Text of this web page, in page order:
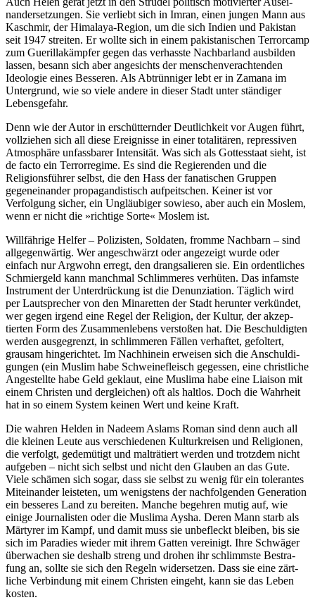
nander­setzun­gen. Sie verliebt sich in Imran, einen jungen Mann aus
Kaschmir, der Himalaya-Region, um die sich Indien und Pakistan
seit 1947 streiten. Er wollte sich in einem pakis­tani­schen Terror­camp
zum Guerilla­kämpfer gegen das verhasste Nachbar­land ausbilden
lassen, besann sich aber angesichts der menschen­verachten­den
Ideologie eines Besseren. Als Abtrün­niger lebt er in Zamana im
Unter­grund, wie so viele andere in dieser Stadt unter ständiger
Lebens­gefahr.
Denn wie der Autor in erschütternder Deutlichkeit vor Augen führt,
vollziehen sich all diese Ereig­nisse in einer totali­tären, repres­siven
Atmos­phäre unfass­barer Intensität. Was sich als Gottes­staat sieht, ist
de facto ein Terror­regime. Es sind die Regie­renden und die
Religions­führer selbst, die den Hass der fanati­schen Gruppen
gegenein­ander propagan­distisch aufpeit­schen. Keiner ist vor
Verfolgung sicher, ein Ungläu­biger sowieso, aber auch ein Moslem,
wenn er nicht die »richtige Sorte« Moslem ist.
Willfährige Helfer – Polizisten, Soldaten, fromme Nachbarn – sind
allgegen­wärtig. Wer angeschwärzt oder angezeigt wurde oder
einfach nur Argwohn erregt, den drangsa­lieren sie. Ein ordent­liches
Schmier­geld kann manchmal Schlimmeres verhüten. Das infamste
Instrument der Unterdrü­ckung ist die Denun­ziation. Täglich wird
per Laut­sprecher von den Mina­retten der Stadt herunter verkündet,
wer gegen irgend eine Regel der Religion, der Kultur, der akzep­
tierten Form des Zusam­menle­bens verstoßen hat. Die Beschul­digten
werden ausge­grenzt, in schlimme­ren Fällen verhaftet, gefoltert,
grausam hingerich­tet. Im Nach­hinein erweisen sich die Anschuldi­
gungen (ein Muslim habe Schweine­fleisch gegessen, eine christ­liche
Ange­stellte habe Geld geklaut, eine Muslima habe eine Liaison mit
einem Christen und derglei­chen) oft als haltlos. Doch die Wahr­heit
hat in so einem System keinen Wert und keine Kraft.
Die wahren Helden in Nadeem Aslams Roman sind denn auch all
die kleinen Leute aus ver­schiede­nen Kultur­kreisen und Religio­nen,
die verfolgt, gedemü­tigt und malträ­tiert werden und trotz­dem nicht
aufgeben – nicht sich selbst und nicht den Glauben an das Gute.
Viele schämen sich sogar, dass sie selbst zu wenig für ein tolerantes
Mitein­ander leiste­ten, um wenigstens der nachfol­genden Genera­tion
ein besseres Land zu bereiten. Manche begehren mutig auf, wie
einige Journa­listen oder die Muslima Aysha. Deren Mann starb als
Märtyrer im Kampf, und damit muss sie unbe­fleckt bleiben, bis sie
sich im Para­dies wieder mit ihrem Gatten vereinigt. Ihre Schwäger
über­wachen sie deshalb streng und drohen ihr schlimmste Bestra­
fung an, sollte sie sich den Regeln wider­setzen. Dass sie eine zärt­
liche Verbin­dung mit einem Christen eingeht, kann sie das Leben
kosten.